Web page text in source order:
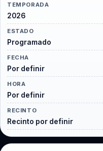
TEMPORADA
2026
ESTADO
Programado
FECHA
Por definir
HORA
Por definir
RECINTO
Recinto por definir